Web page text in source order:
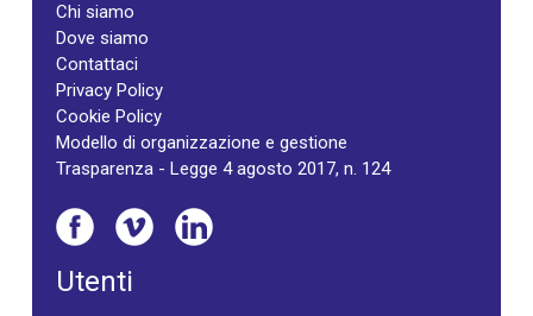
Chi siamo
Dove siamo
Contattaci
Privacy Policy
Cookie Policy
Modello di organizzazione e gestione
Trasparenza - Legge 4 agosto 2017, n. 124
Utenti